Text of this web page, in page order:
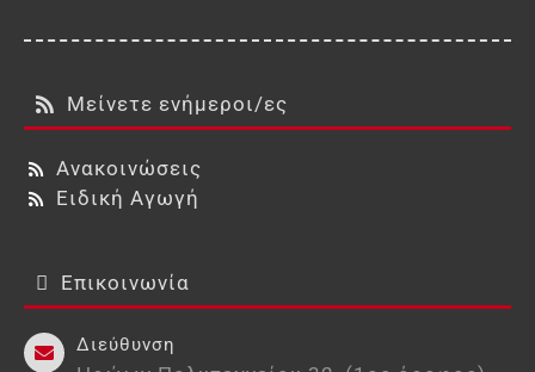
Μείνετε ενήμεροι/ες
Ανακοινώσεις
Ειδική Αγωγή
Επικοινωνία
Διεύθυνση